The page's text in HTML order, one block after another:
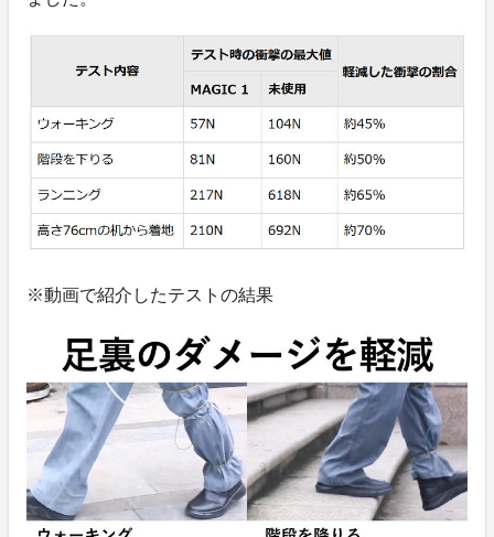
※動画で紹介したテストの結果